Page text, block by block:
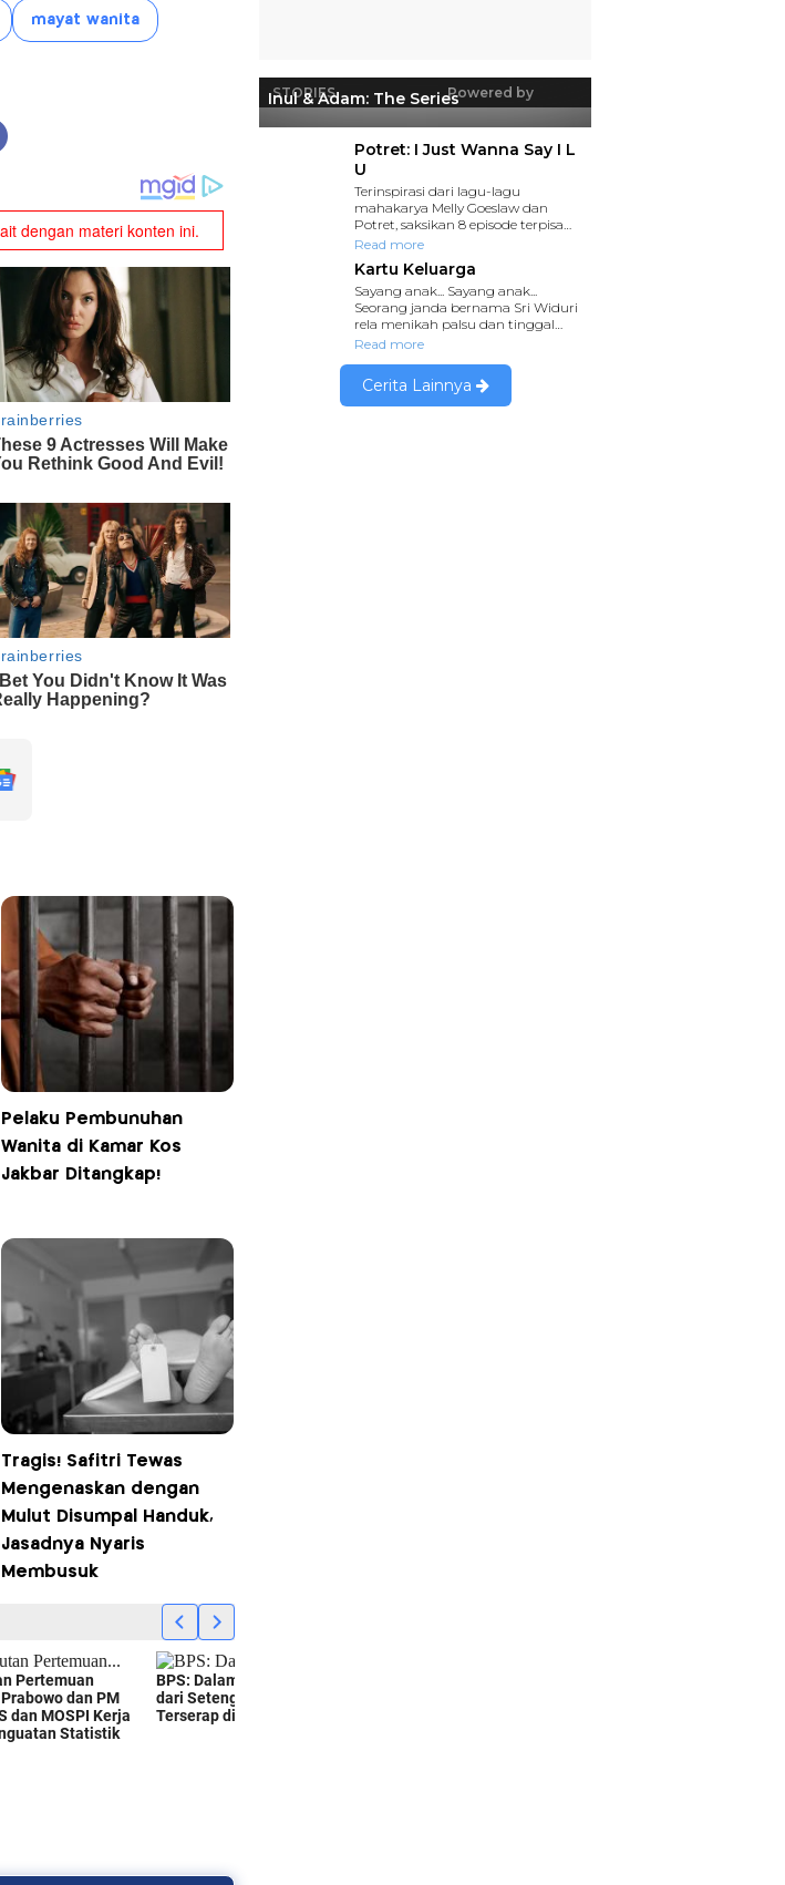
mayat wanita
Pelaku Pembunuhan
Wanita di Kamar Kos
Jakbar Ditangkap!
Tragis! Safitri Tewas
Mengenaskan dengan
Mulut Disumpal Handuk,
Jasadnya Nyaris
Membusuk